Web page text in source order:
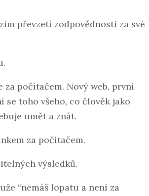
převzetí zodpovědnosti za své
za počítačem. Nový web, první
se toho všeho, co člověk jako
umět a znát.
za počítačem.
výsledků.
“nemáš lopatu a není za